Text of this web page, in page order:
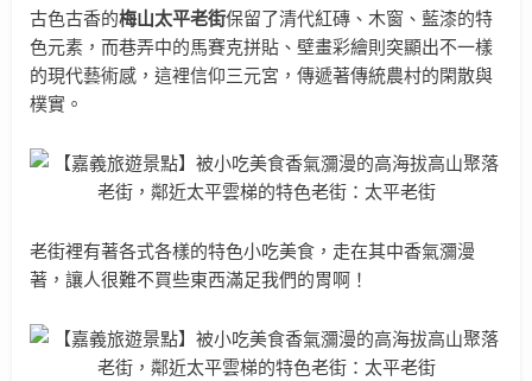
古色古香的梅山太平老街保留了清代紅磚、木窗、藍漆的特
色元素，而巷弄中的馬賽克拼貼、壁畫彩繪則突顯出不一樣
的現代藝術感，這裡信仰三元宮，傳遞著傳統農村的閑散與
樸實。
老街裡有著各式各樣的特色小吃美食，走在其中香氣瀰漫
著，讓人很難不買些東西滿足我們的胃啊！